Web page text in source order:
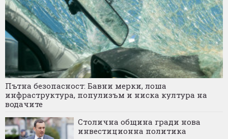
Пътна безопасност: Бавни мерки, лоша
инфраструктура, популизъм и ниска култура на
водачите
Столична община гради нова
инвестиционна политика